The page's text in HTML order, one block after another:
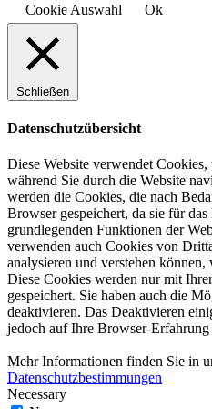
Cookie Auswahl
Ok
Schließen
Datenschutzübersicht
Diese Website verwendet
während Sie durch die Website
werden die Cookies, die nach
Browser gespeichert, da sie für
grundlegenden Funktionen der
verwenden auch Cookies von
analysieren und verstehen können,
Diese Cookies werden nur mit
gespeichert. Sie haben auch die
deaktivieren. Das Deaktivieren
jedoch auf Ihre Browser-
Mehr Informationen finden Sie in
Datenschutzbestimmungen
Necessary